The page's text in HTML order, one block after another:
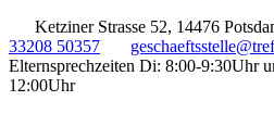
Ketziner Strasse 52, 14476
33208 50357
Elternsprechzeiten Di: 8:00-9:30Uhr
12:00Uhr